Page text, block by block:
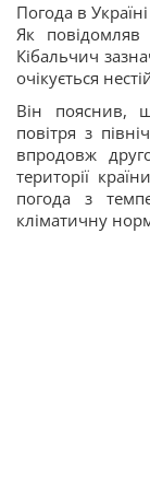
Погода в Україні
Як
Кібальчич
очікується
Він пояснив,
повітря з
впродовж
території
погода з
кліматичну